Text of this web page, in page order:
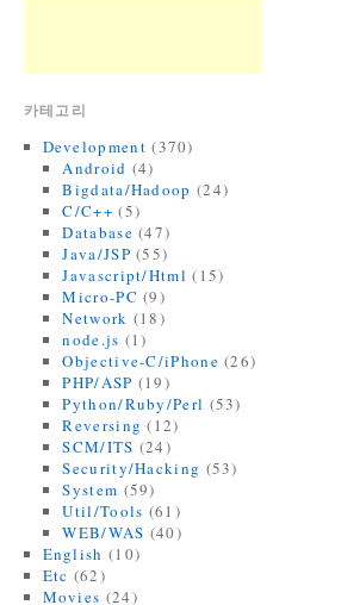
카테고리
Development (370)
Android (4)
Bigdata/Hadoop (24)
C/C++ (5)
Database (47)
Java/JSP (55)
Javascript/Html (15)
Micro-PC (9)
Network (18)
node.js (1)
Objective-C/iPhone (26)
PHP/ASP (19)
Python/Ruby/Perl (53)
Reversing (12)
SCM/ITS (24)
Security/Hacking (53)
System (59)
Util/Tools (61)
WEB/WAS (40)
English (10)
Etc (62)
Movies (24)